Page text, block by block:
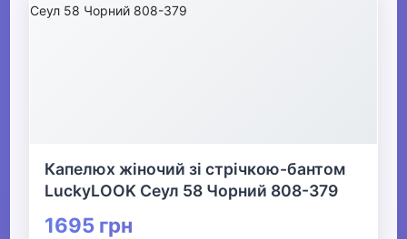
Капелюх жіночий зі стрічкою-бантом
LuckyLOOK Сеул 58 Чорний 808-379
1695 грн